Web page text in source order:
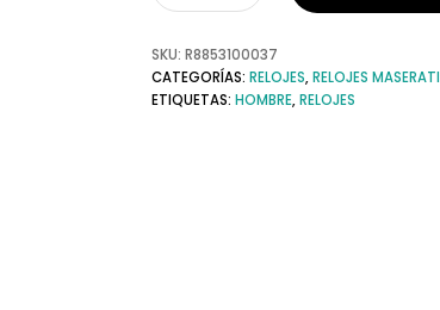
SKU: R8853100037
CATEGORÍAS: RELOJES,RELOJES MASERATI
ETIQUETAS: HOMBRE,RELOJES